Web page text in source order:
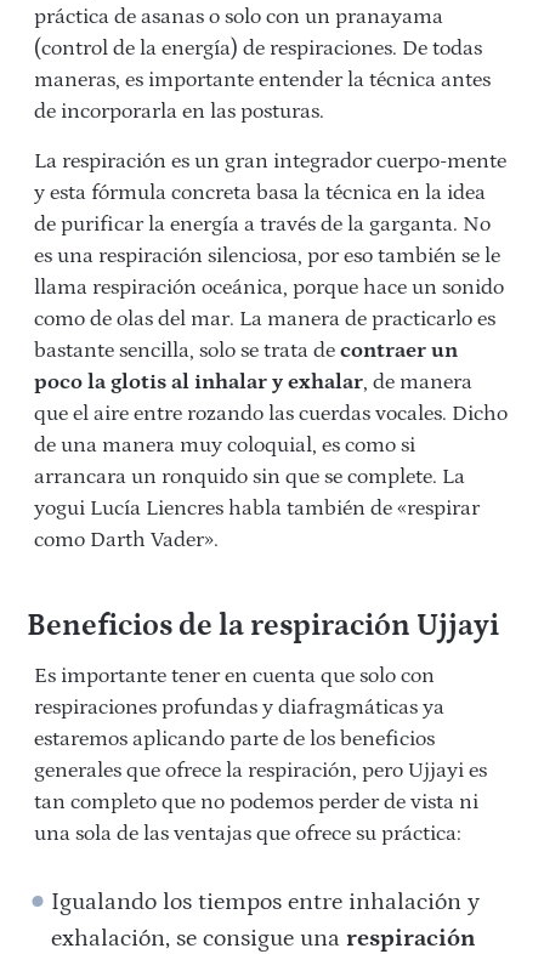
práctica de asanas o solo con un pranayama
(control de la energía) de respiraciones. De todas
maneras, es importante entender la técnica antes
de incorporarla en las posturas.
La respiración es un gran integrador cuerpo-mente
y esta fórmula concreta basa la técnica en la idea
de purificar la energía a través de la garganta. No
es una respiración silenciosa, por eso también se le
llama respiración oceánica, porque hace un sonido
como de olas del mar. La manera de practicarlo es
bastante sencilla, solo se trata de contraer un
poco la glotis al inhalar y exhalar, de manera
que el aire entre rozando las cuerdas vocales. Dicho
de una manera muy coloquial, es como si
arrancara un ronquido sin que se complete. La
yogui Lucía Liencres habla también de «respirar
como Darth Vader».
Beneficios de la respiración Ujjayi
Es importante tener en cuenta que solo con
respiraciones profundas y diafragmáticas ya
estaremos aplicando parte de los beneficios
generales que ofrece la respiración, pero Ujjayi es
tan completo que no podemos perder de vista ni
una sola de las ventajas que ofrece su práctica:
Igualando los tiempos entre inhalación y
exhalación, se consigue una respiración